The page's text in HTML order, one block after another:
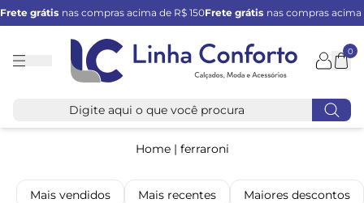
Frete grátis nas compras acima de R$ 150Frete grátis nas compras acima
Linha
0
Home| ferraroni
Mais vendidos Mais recentes Maiores descontos